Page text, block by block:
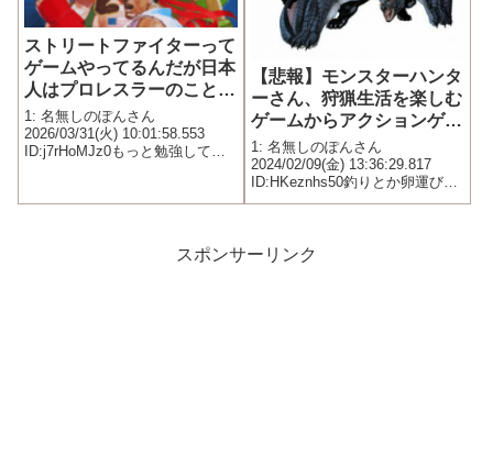
ストリートファイターって
ゲームやってるんだが日本
人はプロレスラーのことな
んだと思ってるの？こんな
の偏見の塊だよ
1: 名無しのぽんさん
2026/03/31(火) 10:01:58.553
ID:j7rHoMJz0もっと勉強してく
【悲報】モンスターハンタ
ーさん、狩猟生活を楽しむ
ゲームからアクションゲー
ムになってしまう…
1: 名無しのぽんさん
2024/02/09(金) 13:36:29.817
ID:HKeznhs50釣りとか卵運びと
か返して…
スポンサーリンク